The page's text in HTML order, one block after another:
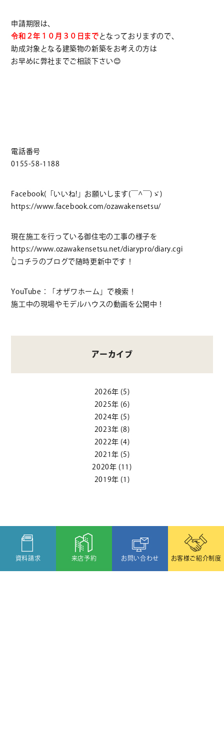
資料請求 来店予約 お問い合わせ お客様ご紹介制度
申請期限は、
令和２年１０月３０日まで となっておりますので、
助成対象となる建築物の新築をお考えの方は
お早めに弊社までご相談下さい 😊
電話番号
0155-58-1188
Facebook(「いいね!」お願いします(￣^￣)ゞ)
https://www.facebook.com/ozawakensetsu/
現在施工を行っている御住宅の工事の様子を
https://www.ozawakensetsu.net/diarypro/diary.cgi
👆 コチラのブログで随時更新中です！
YouTube：「オザワホーム」で検索！
施工中の現場やモデルハウスの動画を公開中！
アーカイブ
2026年 (5)
2025年 (6)
2024年 (5)
2023年 (8)
2022年 (4)
2021年 (5)
2020年 (11)
2019年 (1)